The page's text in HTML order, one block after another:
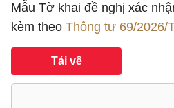
Mẫu Tờ khai đề nghị xác
kèm theo Thông tư 69/2026/
Tải về